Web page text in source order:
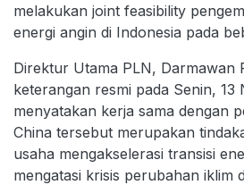
melakukan joint feasibility
energi angin di Indonesia pada
Direktur Utama PLN, Darmawan
keterangan resmi pada Senin, 13
menyatakan kerja sama dengan
China tersebut merupakan
usaha mengakselerasi transisi
mengatasi krisis perubahan iklim